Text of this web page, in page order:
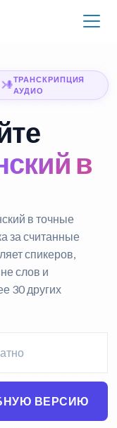
ТРАНСКРИПЦИЯ
АУДИО
в
в точные
за считанные
спикеров,
слов и
30 других
ВЕРСИЮ